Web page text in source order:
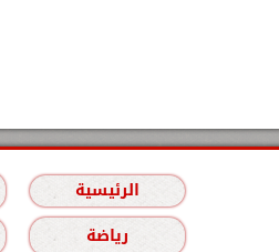
الرئيسية
رياضة